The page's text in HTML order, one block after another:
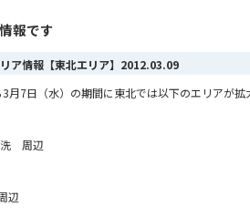
報です
ア情報【東北エリア】 2012.03.09
月7日（水）の期間に東北では以下のエリアが拡
洗 周辺
辺